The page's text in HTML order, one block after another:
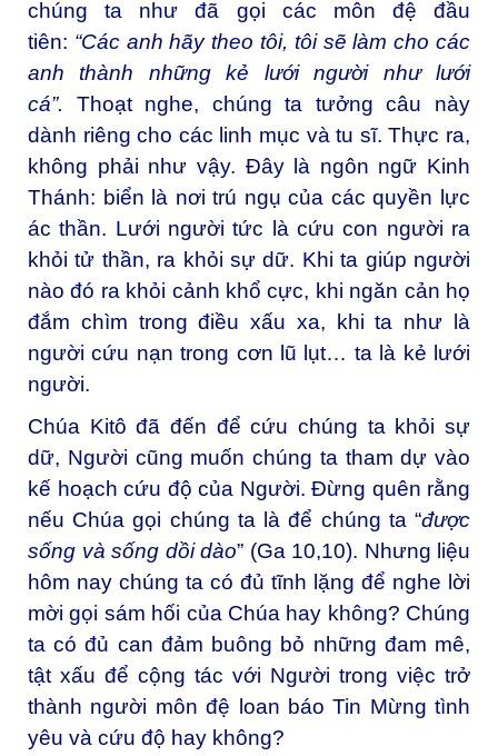
chúng ta như đã gọi các môn đệ đầu
tiên: “Các anh hãy theo tôi, tôi sẽ làm cho các
anh thành những kẻ lưới người như lưới
cá”. Thoạt nghe, chúng ta tưởng câu này
dành riêng cho các linh mục và tu sĩ. Thực ra,
không phải như vậy. Ðây là ngôn ngữ Kinh
Thánh: biển là nơi trú ngụ của các quyền lực
ác thần. Lưới người tức là cứu con người ra
khỏi tử thần, ra khỏi sự dữ. Khi ta giúp người
nào đó ra khỏi cảnh khổ cực, khi ngăn cản họ
đắm chìm trong điều xấu xa, khi ta như là
người cứu nạn trong cơn lũ lụt… ta là kẻ lưới
người.
Chúa Kitô đã đến để cứu chúng ta khỏi sự
dữ, Người cũng muốn chúng ta tham dự vào
kế hoạch cứu độ của Người. Ðừng quên rằng
nếu Chúa gọi chúng ta là để chúng ta “được
sống và sống dồi dào” (Ga 10,10). Nhưng liệu
hôm nay chúng ta có đủ tĩnh lặng để nghe lời
mời gọi sám hối của Chúa hay không? Chúng
ta có đủ can đảm buông bỏ những đam mê,
tật xấu để cộng tác với Người trong việc trở
thành người môn đệ loan báo Tin Mừng tình
yêu và cứu độ hay không?